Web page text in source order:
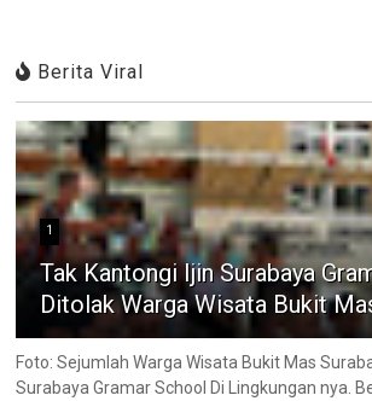
Berita Viral
1
Tak Kantongi Ijin Surabaya
Ditolak Warga Wisata Bukit
Foto: Sejumlah Warga Wisata Bukit Mas
Surabaya Gramar School Di Lingkungan nya.